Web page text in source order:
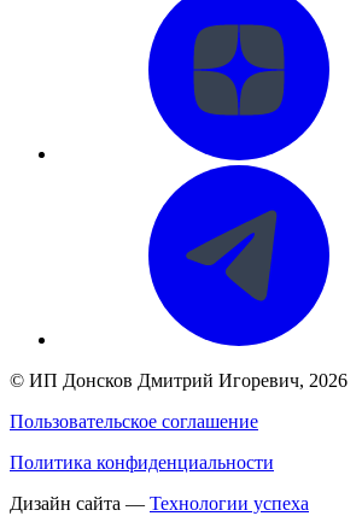
© ИП Донсков Дмитрий Игоревич, 2026
Пользовательское соглашение
Политика конфиденциальности
Дизайн сайта — Технологии успеха